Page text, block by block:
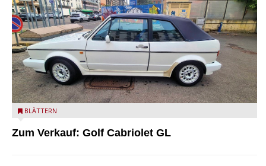
Golf Cabriolet zu verkaufen
BLÄTTERN
Zum Verkauf: Golf Cabriolet GL